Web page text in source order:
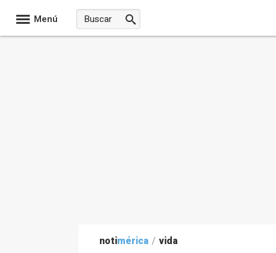
Menú
notimérica / vida